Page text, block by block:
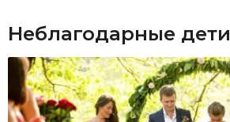
Неблагодарные дети